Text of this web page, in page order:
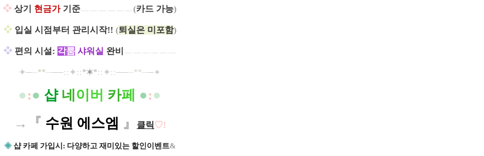
❖ 상기 현금가 기준 (카드 가능)
❖ 입실 시점부터 관리시작!! (퇴실은 미포함)
❖ 편의 시설: 각룸 샤워실 완비
✦──**───:: ✦ :: *✶* :: ✦ ::───**──✦
●:● 샵 네 이 버 카페 ●:●
→『 수원 에스엠 』 클릭♡!
◈ 샵 카페 가입시: 다양하고 재미있는 할인이벤트&